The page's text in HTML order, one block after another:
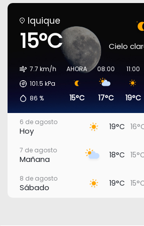
Iquique
15°C Cielo
7.7 km/h
101.5 kPa
86 %
AHORA
15°C
08:00
17°C
11:00
19°C
6 de agosto
Hoy 19°C
7 de agosto
Mañana 18°C
8 de agosto
Sábado 19°C